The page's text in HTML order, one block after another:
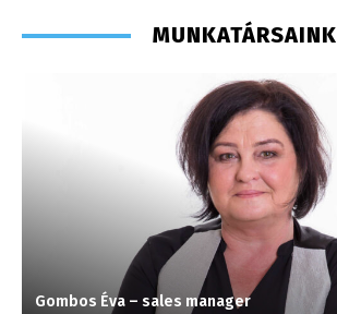
MUNKATÁRSAINK
Gombos Éva – sales manager